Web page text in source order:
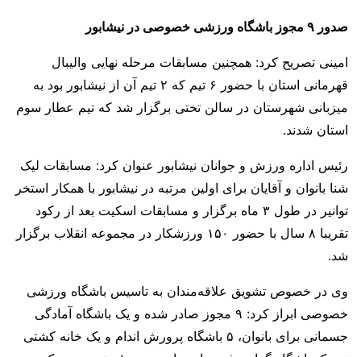
صدور ۹ مجوز باشگاه ورزشی خصوصی در نیشابور
امینی تصریح کرد: همچنین مسابقات مرحله نهایی والیبال
قهرمانی استان با حضور ۶ تیم که ۲ تیم آن از نیشابور بود به
میزبانی شهرستان در سالن تختی برگزار شد که تیم عطار سوم
استان شدند.
رئیس اداره ورزش و جوانان نیشابور عنوان کرد: مسابقات لیک
شنا بانوان و آقایان برای اولین مرتبه در نیشابور با همکار استخر
توانیر در طول ۳ ماه برگزار و مسابقات اسکیت بعد از رکود
تقریبا ۸ سال با حضور ۱۵۰ ورزشکار در مجموعه انقلاب برگزار
شد.
وی در خصوص تشویق علاقه‌مندان به تاسیس باشگاه ورزشی
خصوصی ابراز کرد: ۹ مجوز صادر شده و یک باشگاه آمادگی
جسمانی برای بانوان، ۵ باشگاه پرورش اندام و یک خانه کشتی